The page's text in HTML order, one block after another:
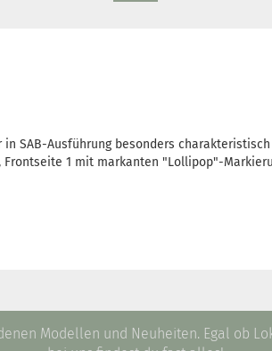
SAB-Ausführung besonders
1 mit markanten "Lollipop"-
2026 in den Shop aufgenommen.
Modellen und Neuheiten. Egal ob